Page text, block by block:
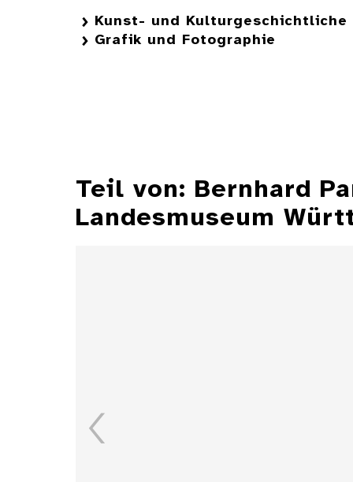
Kunst- und Kulturgeschichtliche
Grafik und Fotographie
Teil von: Bernhard
Landesmuseum